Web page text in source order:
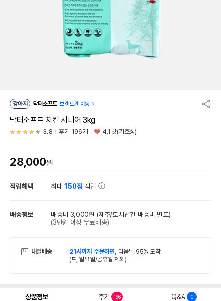
강아지 닥터소프트 브랜드관 이동
닥터소프트 치킨 시니어 3kg
3.8 후기 196개 4.1 맛(기호성)
28,000원
적립혜택 최대150점 적립
배송정보 배송비 3,000원 (제주/도서산간 배송비 별도)
(3만원 이상 무료배송)
내일배송 21시까지 주문하면, 다음날 95% 도착
(토, 일요일/공휴일 제외)
상품정보 후기 196 Q&A 0